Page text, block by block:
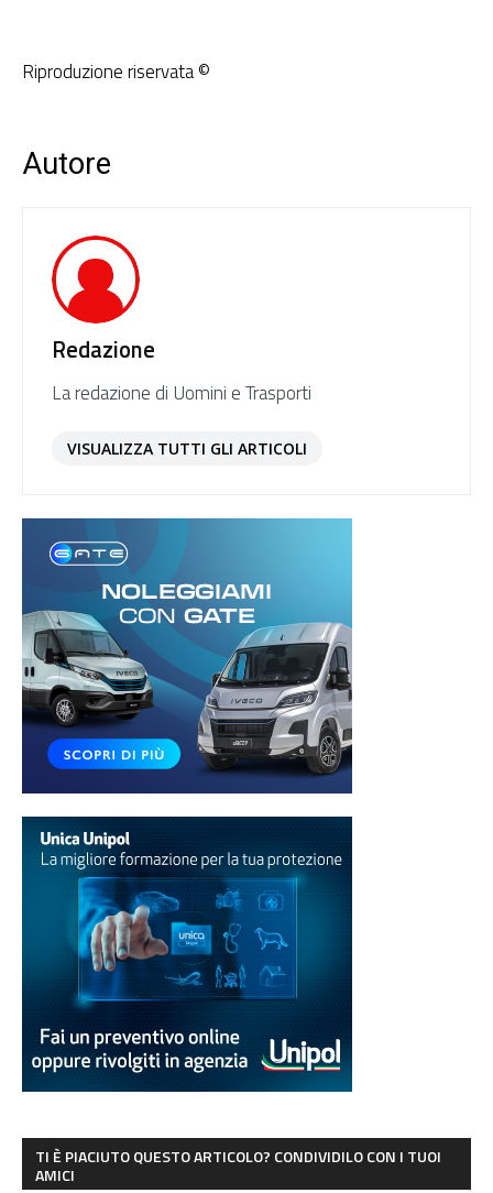
Riproduzione riservata ©
Autore
Redazione
La redazione di Uomini e Trasporti
VISUALIZZA TUTTI GLI ARTICOLI
TI È PIACIUTO QUESTO ARTICOLO? CONDIVIDILO CON I TUOI
AMICI